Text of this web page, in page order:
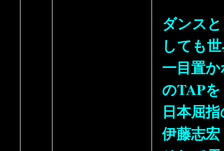
ダンス
しても
一目置
のTAPを
日本屈
伊藤志宏